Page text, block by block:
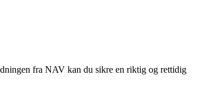
fra NAV kan du sikre en riktig og rettidig